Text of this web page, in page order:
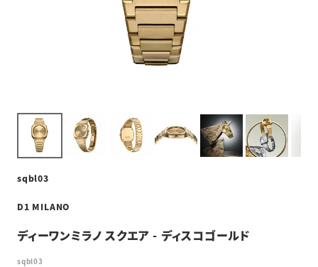
sqbl03
D1 MILANO
ディーワンミラノ スクエア - ディスコゴールド
sqbl03